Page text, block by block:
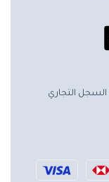
السجل التجاري